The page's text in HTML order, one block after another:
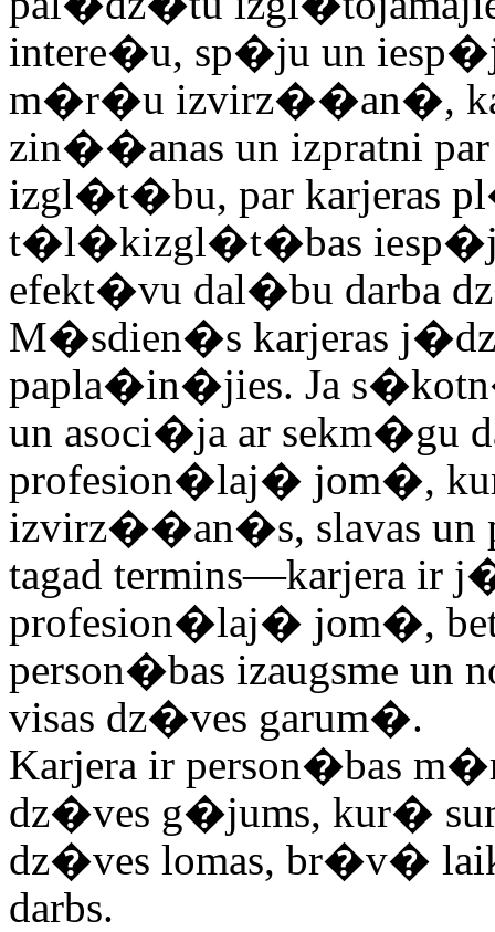
intere�u, sp�ju un
m�r�u izvirz��an�,
zin��anas un izpratni
izgl�t�bu, par karjeras
t�l�kizgl�t�bas
efekt�vu dal�bu darba
M�sdien�s karjeras
papla�in�jies. Ja
un asoci�ja ar
profesion�laj� jom�,
izvirz��an�s, slavas un
tagad termins―karjera ir
profesion�laj� jom�,
person�bas izaugsme
visas dz�ves garum�.
Karjera ir person�bas
dz�ves g�jums, kur�
dz�ves lomas, br�v�
darbs.